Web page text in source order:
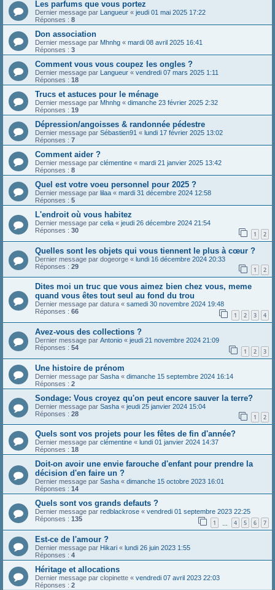
Les parfums que vous portez
Dernier message par Langueur « jeudi 01 mai 2025 17:22
Réponses : 8
Don association
Dernier message par Mhnhg « mardi 08 avril 2025 16:41
Réponses : 3
Comment vous vous coupez les ongles ?
Dernier message par Langueur « vendredi 07 mars 2025 1:11
Réponses : 18
Trucs et astuces pour le ménage
Dernier message par Mhnhg « dimanche 23 février 2025 2:32
Réponses : 19
Dépression/angoisses & randonnée pédestre
Dernier message par Sébastien91 « lundi 17 février 2025 13:02
Réponses : 7
Comment aider ?
Dernier message par clémentine « mardi 21 janvier 2025 13:42
Réponses : 8
Quel est votre voeu personnel pour 2025 ?
Dernier message par lilaa « mardi 31 décembre 2024 12:58
Réponses : 5
L'endroit où vous habitez
Dernier message par celia « jeudi 26 décembre 2024 21:54
Réponses : 30 1 2
Quelles sont les objets qui vous tiennent le plus à cœur ?
Dernier message par dogeorge « lundi 16 décembre 2024 20:33
Réponses : 29 1 2
Dites moi un truc que vous aimez bien chez vous, meme
quand vous êtes tout seul au fond du trou
Dernier message par datura « samedi 30 novembre 2024 19:48
Réponses : 66 1 2 3 4
Avez-vous des collections ?
Dernier message par Antonio « jeudi 21 novembre 2024 21:09
Réponses : 54 1 2 3
Une histoire de prénom
Dernier message par Sasha « dimanche 15 septembre 2024 16:14
Réponses : 2
Sondage: Vous croyez qu'on peut encore sauver la terre?
Dernier message par Sasha « jeudi 25 janvier 2024 15:04
Réponses : 28 1 2
Quels sont vos projets pour les fêtes de fin d'année?
Dernier message par clémentine « lundi 01 janvier 2024 14:37
Réponses : 18
Doit-on avoir une envie farouche d'enfant pour prendre la
décision d'en faire un ?
Dernier message par Sasha « dimanche 15 octobre 2023 16:01
Réponses : 14
Quels sont vos grands defauts ?
Dernier message par redblackrose « vendredi 01 septembre 2023 22:25
Réponses : 135 1 4 5 6 7
Est-ce de l'amour ?
Dernier message par Hikari « lundi 26 juin 2023 1:55
Réponses : 4
Héritage et allocations
Dernier message par clopinette « vendredi 07 avril 2023 22:03
Réponses : 2